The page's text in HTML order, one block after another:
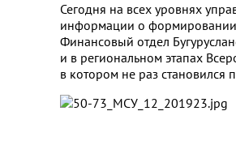
Сегодня на всех уровнях
информации о формировании
Финансовый отдел
и в региональном этапах
в котором не раз становился